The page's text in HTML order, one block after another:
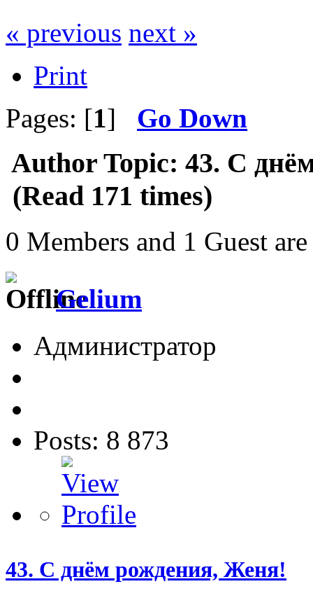
« previous next »
Print
Pages: [1] Go Down
Author Topic: 43. С
(Read 171 times)
0 Members and 1 Guest
Gelium
Администратор
Posts: 8 873
43. С днём рождения, Женя!